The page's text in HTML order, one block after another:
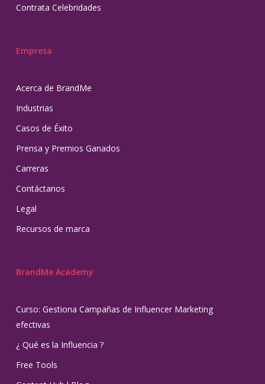
Contrata Celebridades
Empresa
Acerca de BrandMe
Industrias
Casos de Éxito
Prensa y Premios Ganados
Carreras
Contáctanos
Legal
Recursos de marca
BrandMe Academy
Curso: Gestiona Campañas de Influencer Marketing
efectivas
¿ Qué es la Influencia ?
Free Tools